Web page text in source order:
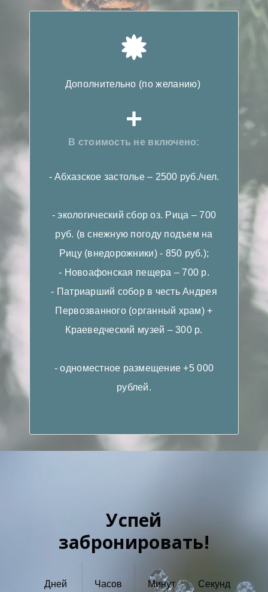
Дополнительно (по желанию)
+
В стоимость не включено:
- Абхазское застолье – 2500 руб./чел.
- экологический сбор оз. Рица – 700
руб. (в снежную погоду подъем на
Рицу (внедорожники) - 850 руб.);
- Новоафонская пещера – 700 р.
- Патриарший собор в честь Андрея
Первозванного (органный храм) +
Краеведческий музей – 300 р.
- одноместное размещение +5 000
рублей.
Успей
забронировать!
Дней Часов Минут Секунд